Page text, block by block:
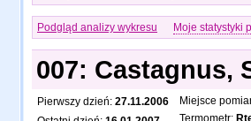
Podgląd analizy wykresu Moje statystyki
007: Castagnus,
Pierwszy dzień: 27.11.2006
Miejsce
Termometr: